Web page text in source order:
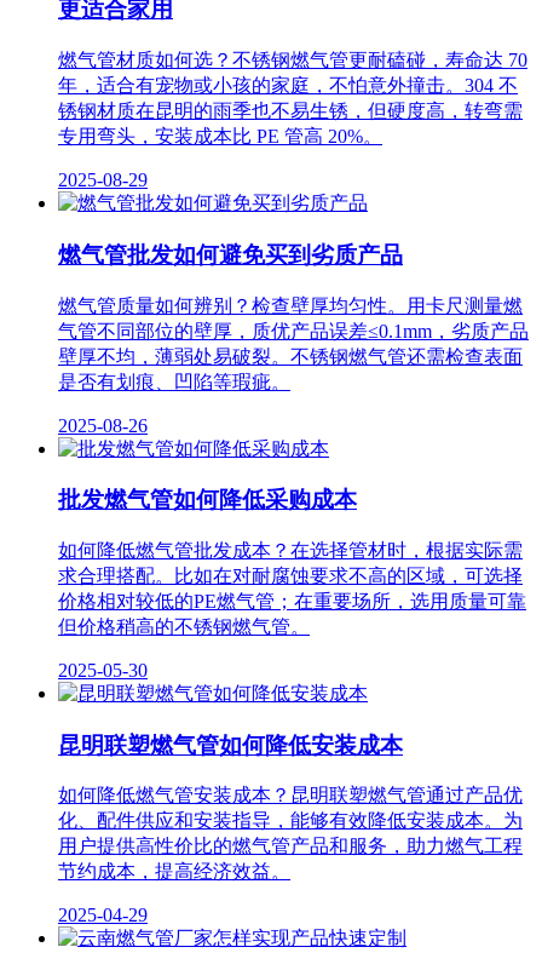
更适合家用
燃气管材质如何选？不锈钢燃气管更耐磕碰，寿命达 70
年，适合有宠物或小孩的家庭，不怕意外撞击。304 不
锈钢材质在昆明的雨季也不易生锈，但硬度高，转弯需
专用弯头，安装成本比 PE 管高 20%。
2025-08-29
燃气管批发如何避免买到劣质产品
燃气管质量如何辨别？检查壁厚均匀性。用卡尺测量燃
气管不同部位的壁厚，质优产品误差≤0.1mm，劣质产品
壁厚不均，薄弱处易破裂。不锈钢燃气管还需检查表面
是否有划痕、凹陷等瑕疵。
2025-08-26
批发燃气管如何降低采购成本
如何降低燃气管批发成本？在选择管材时，根据实际需
求合理搭配。比如在对耐腐蚀要求不高的区域，可选择
价格相对较低的PE燃气管；在重要场所，选用质量可靠
但价格稍高的不锈钢燃气管。
2025-05-30
昆明联塑燃气管如何降低安装成本
如何降低燃气管安装成本？昆明联塑燃气管通过产品优
化、配件供应和安装指导，能够有效降低安装成本。为
用户提供高性价比的燃气管产品和服务，助力燃气工程
节约成本，提高经济效益。
2025-04-29